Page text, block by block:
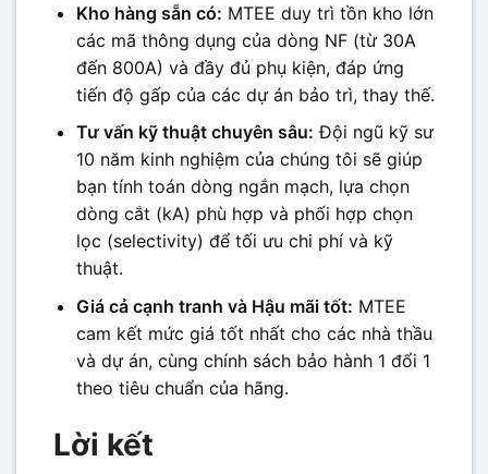
Kho hàng sẵn có: MTEE duy trì tồn kho lớn
các mã thông dụng của dòng NF (từ 30A
đến 800A) và đầy đủ phụ kiện, đáp ứng
tiến độ gấp của các dự án bảo trì, thay thế.
Tư vấn kỹ thuật chuyên sâu: Đội ngũ kỹ sư
10 năm kinh nghiệm của chúng tôi sẽ giúp
bạn tính toán dòng ngắn mạch, lựa chọn
dòng cắt (kA) phù hợp và phối hợp chọn
lọc (selectivity) để tối ưu chi phí và kỹ
thuật.
Giá cả cạnh tranh và Hậu mãi tốt: MTEE
cam kết mức giá tốt nhất cho các nhà thầu
và dự án, cùng chính sách bảo hành 1 đổi 1
theo tiêu chuẩn của hãng.
Lời kết